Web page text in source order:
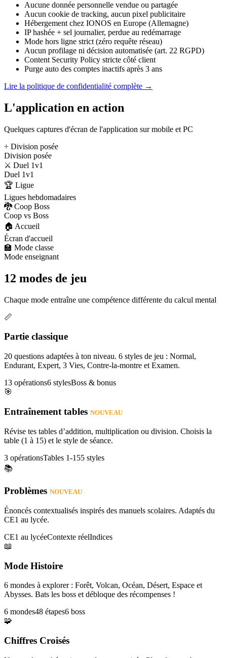
Aucune donnée personnelle vendue ou partagée
Aucun cookie de tracking, aucun pixel publicitaire
Hébergement chez IONOS en Europe (Allemagne)
IP hashée + sel journalier, perdue au redémarrage
Mode hors ligne strict (zéro requête réseau)
Aucun profilage ni décision automatisée (art. 22 RGPD)
Content Security Policy stricte côté client
Purge auto des comptes inactifs après 3 ans
Lire la politique de confidentialité complète →
L'application en action
Quelques captures d'écran de l'application sur mobile et PC
÷ Division posée
Division posée
⚔️ Duel 1v1
Duel 1v1
🏆 Ligue
Ligues hebdomadaires
🐉 Coop Boss
Coop vs Boss
🏠 Accueil
Écran d'accueil
🏫 Mode classe
Mode enseignant
12 modes de jeu
Chaque mode entraîne une compétence différente du calcul mental
📏
Partie classique
20 questions adaptées à ton niveau. 6 styles de jeu : Normal,
Endurant, Expert, 3 Vies, Contre-la-montre et Examen.
13 opérations6 stylesBoss & bonus
🎯
Entraînement tables NOUVEAU
Révise tes tables d’addition, multiplication ou division. Choisis la
table (1 à 15) et le style de séance.
3 opérationsTables 1-155 styles
📚
Problèmes NOUVEAU
Énoncés contextualisés inspirés des manuels scolaires. Adaptés du
CE1 au lycée.
CE1 au lycéeContexte réelIndices
📖
Mode Histoire
6 mondes à explorer : Forêt, Volcan, Océan, Désert, Espace et
Abysses. Bats les boss et débloque des récompenses !
6 mondes48 étapes6 boss
🧩
Chiffres Croisés